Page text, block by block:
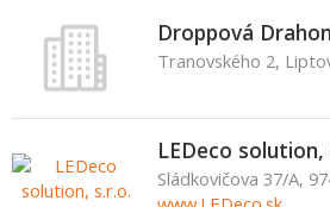
Droppová
Tranovského 2,
LEDeco solution,
Sládkovičova 37/A,